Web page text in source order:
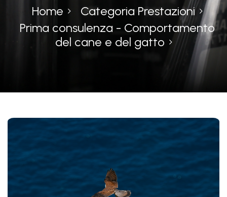
Home
Categoria Prestazioni
Prima consulenza - Comportamento
del cane e del gatto